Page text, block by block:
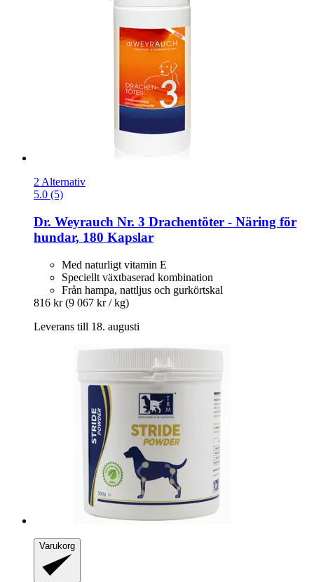
2 Alternativ
5.0 (5)
Dr. Weyrauch Nr. 3 Drachentöter -​ Näring för
hundar, 180 Kapslar
Med naturligt vitamin E
Speciellt växtbaserad kombination
Från hampa, nattljus och gurkörtskal
816 kr (9 067 kr / kg)
Leverans till 18. augusti
Varukorg